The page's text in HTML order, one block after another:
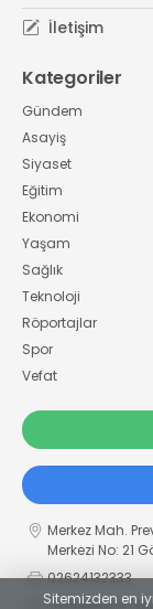
İletişim
Kategoriler
Gündem
Asayiş
Siyaset
Eğitim
Ekonomi
Yaşam
Sağlık
Teknoloji
Röportajlar
Spor
Vefat
Merkez Mah.
Merkezi No: 21
02624132333
Sitemizden en